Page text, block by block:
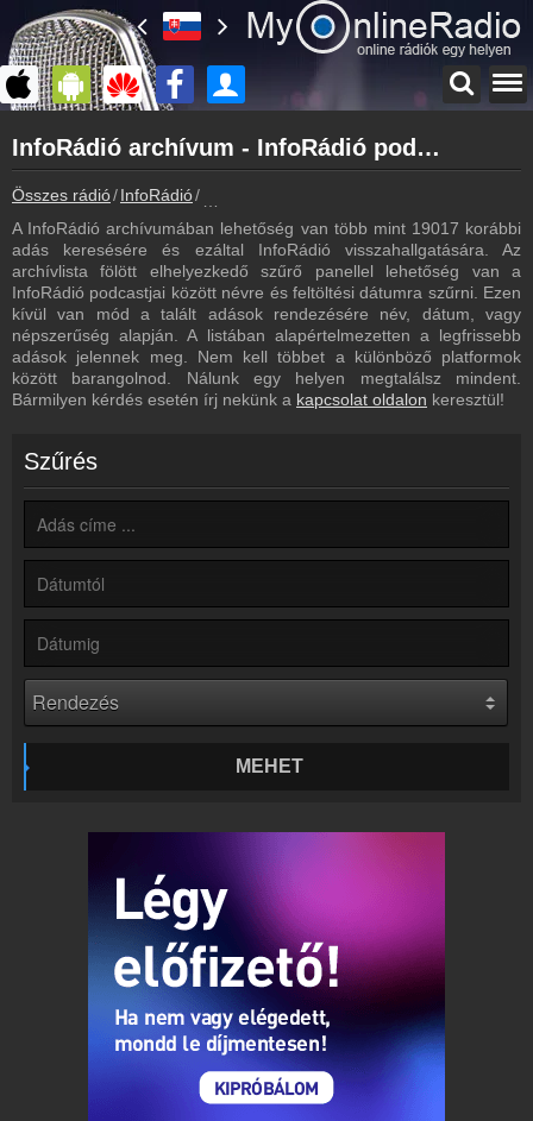
myonlineradio.hu
InfoRádió
Vissza az InfoRádió oldalára
Bejelentkezés
Hozz létre saját fiókot!
Műsorújság
InfoRádió műsorai
Hírek
InfoRádió kapcsolatos hírek
Írj nekünk!
Partnerek
Rádiós partnerek
Rádió beágyazás
Ágyazd be weboldaladba
Online rádió készítés
Készítés lépésről lépésre
InfoRádió archívum - InfoRádió podcasts - InfoRádió visszahallgatás
Összes rádió InfoRádió
A InfoRádió archívumában lehetőség van több mint 19017 korábbi
adás keresésére és ezáltal InfoRádió visszahallgatására. Az
archívlista fölött elhelyezkedő szűrő panellel lehetőség van a
InfoRádió podcastjai között névre és feltöltési dátumra szűrni. Ezen
kívül van mód a talált adások rendezésére név, dátum, vagy
népszerűség alapján. A listában alapértelmezetten a legfrissebb
adások jelennek meg. Nem kell többet a különböző platformok
között barangolnod. Nálunk egy helyen megtalálsz mindent.
Bármilyen kérdés esetén írj nekünk a kapcsolat oldalon keresztül!
Szűrés
MEHET